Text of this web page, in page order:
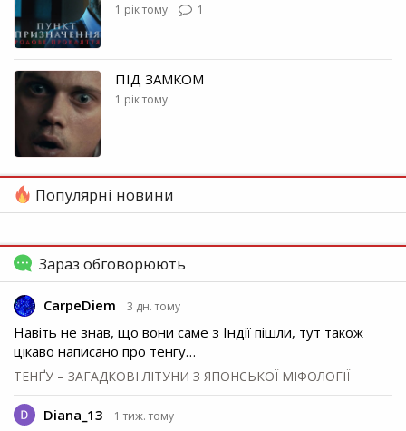
1 рік тому 1
ПІД ЗАМКОМ
1 рік тому
Популярні новини
Зараз обговорюють
CarpeDiem 3 дн. тому
Навіть не знав, що вони саме з Індії пішли, тут також
цікаво написано про тенгу…
ТЕНҐУ – ЗАГАДКОВІ ЛІТУНИ З ЯПОНСЬКОЇ МІФОЛОГІЇ
Diana_13 1 тиж. тому